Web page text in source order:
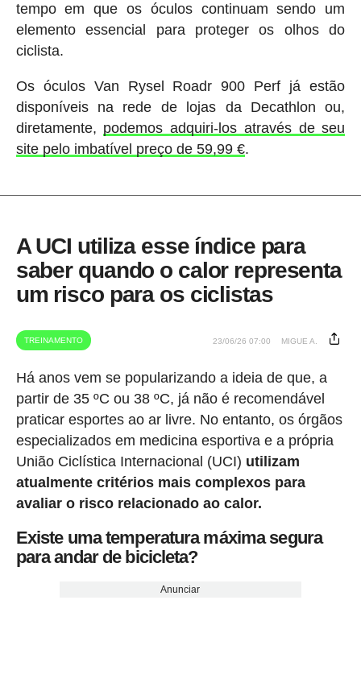
tempo em que os óculos continuam sendo um
elemento essencial para proteger os olhos do
ciclista.
Os óculos Van Rysel Roadr 900 Perf já estão
disponíveis na rede de lojas da Decathlon ou,
diretamente, podemos adquiri-los através de seu
site pelo imbatível preço de 59,99 €.
A UCI utiliza esse índice para
saber quando o calor representa
um risco para os ciclistas
TREINAMENTO 23/06/26 07:00 MIGUE A.
Há anos vem se popularizando a ideia de que, a
partir de 35 ºC ou 38 ºC, já não é recomendável
praticar esportes ao ar livre. No entanto, os órgãos
especializados em medicina esportiva e a própria
União Ciclística Internacional (UCI) utilizam
atualmente critérios mais complexos para
avaliar o risco relacionado ao calor.
Existe uma temperatura máxima segura
para andar de bicicleta?
Anunciar